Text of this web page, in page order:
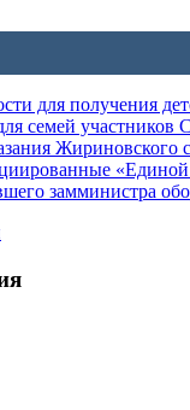
для получения
семей участников
Жириновского
«Единой
замминистра